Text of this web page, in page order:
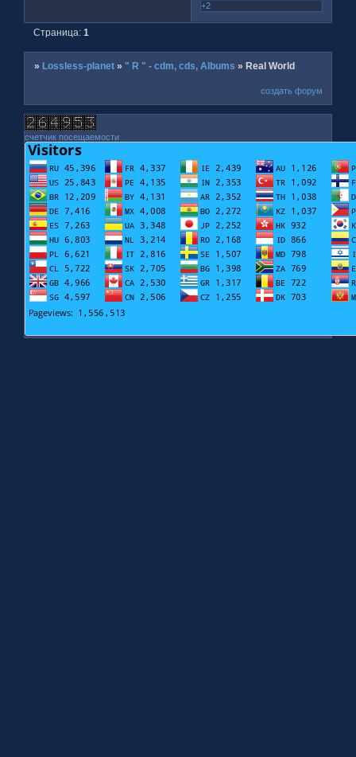
+2
Страница:1
»Lossless-planet » " R " - cdm, cds, Albums »Real World
создать форум
счетчик посещаемости